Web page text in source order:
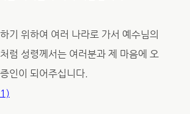
기 위하여 여러 나라로 가서 예수님의
럼 성령께서는 여러분과 제 마음에 오
인이 되어주십니다.